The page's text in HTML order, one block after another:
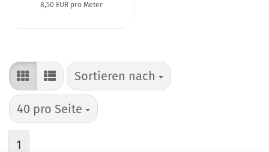
8,50 EUR pro Meter
Sortieren nach
Sortieren nach
40 pro Seite
pro Seite
1